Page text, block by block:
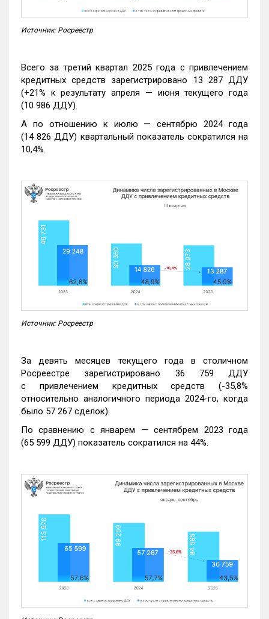
Источник: Росреестр
Всего за третий квартал 2025 года с привлечением
кредитных средств зарегистрировано 13 287 ДДУ
(+21% к результату апреля — июня текущего года
(10 986 ДДУ).
А по отношению к июлю — сентябрю 2024 года
(14 826 ДДУ) квартальный показатель сократился на
10,4%.
Источник: Росреестр
За девять месяцев текущего года в столичном
Росреестре зарегистрировано 36 759 ДДУ
с привлечением кредитных средств (-35,8%
относительно аналогичного периода 2024-го, когда
было 57 267 сделок).
По сравнению с январем — сентябрем 2023 года
(65 599 ДДУ) показатель сократился на 44%.